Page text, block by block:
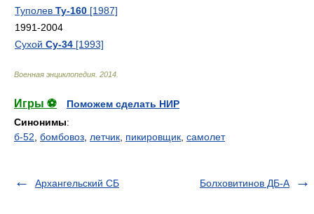
Туполев Ту-160 [1987]
1991-2004
Сухой Су-34 [1993]
Военная энциклопедия 2014
Игры ⚽
Поможем сделать НИР
Синонимы:
б-52 бомбовоз летчик пикировщик самолет
Архангельский СБ Болховитинов ДБ-А